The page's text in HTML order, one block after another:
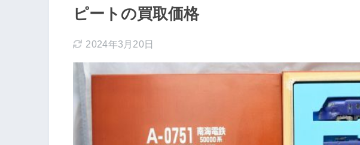
ピートの買取価格
2024年3月20日